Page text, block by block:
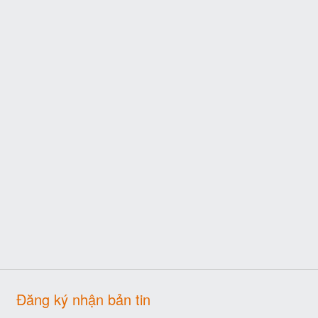
Đăng ký nhận bản tin